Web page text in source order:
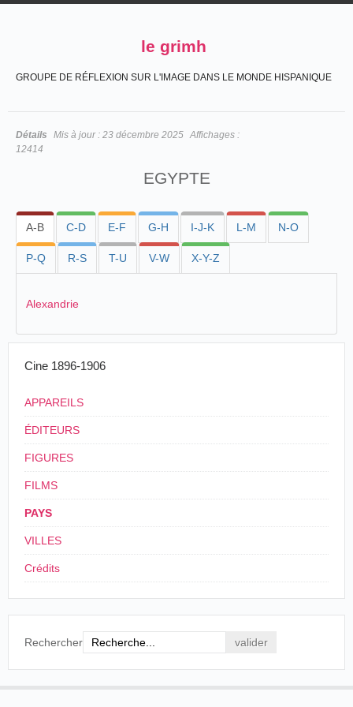
le grimh
GROUPE DE RÉFLEXION SUR L'IMAGE DANS LE MONDE HISPANIQUE
Détails Mis à jour : 23 décembre 2025 Affichages :
12414
EGYPTE
A-B C-D E-F G-H I-J-K L-M N-O
P-Q R-S T-U V-W X-Y-Z
Alexandrie
Cine 1896-1906
APPAREILS
ÉDITEURS
FIGURES
FILMS
PAYS
VILLES
Crédits
Rechercher